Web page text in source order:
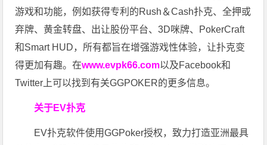
游戏和功能，例如获得专利的Rush＆Cash扑克、全押或
弃牌、黄金转盘、出让股份平台、3D咪牌、PokerCraft
和Smart HUD，所有都旨在增强游戏性体验，让扑克变
得更加有趣。在www.evpk66.com以及Facebook和
Twitter上可以找到有关GGPOKER的更多信息。
关于EV扑克
EV扑克软件使用GGPoker授权，致力打造亚洲最具